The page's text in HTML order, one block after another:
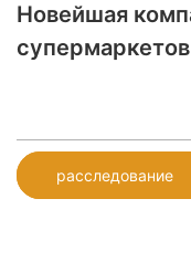
Новейшая
супермаркетов
расследование